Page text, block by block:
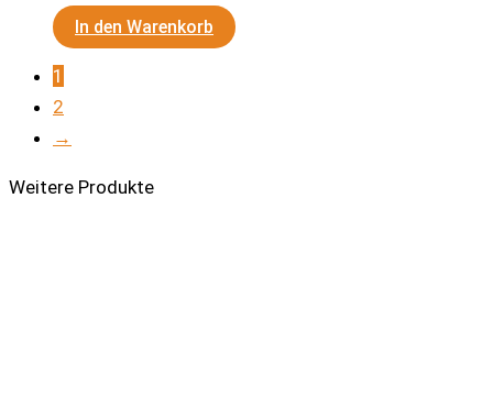
In den Warenkorb
1
2
→
Weitere Produkte